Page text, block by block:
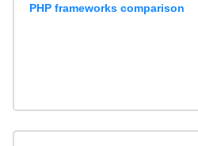
PHP frameworks comparison